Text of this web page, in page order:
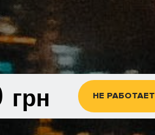
грн НЕ РАБОТАЕТ